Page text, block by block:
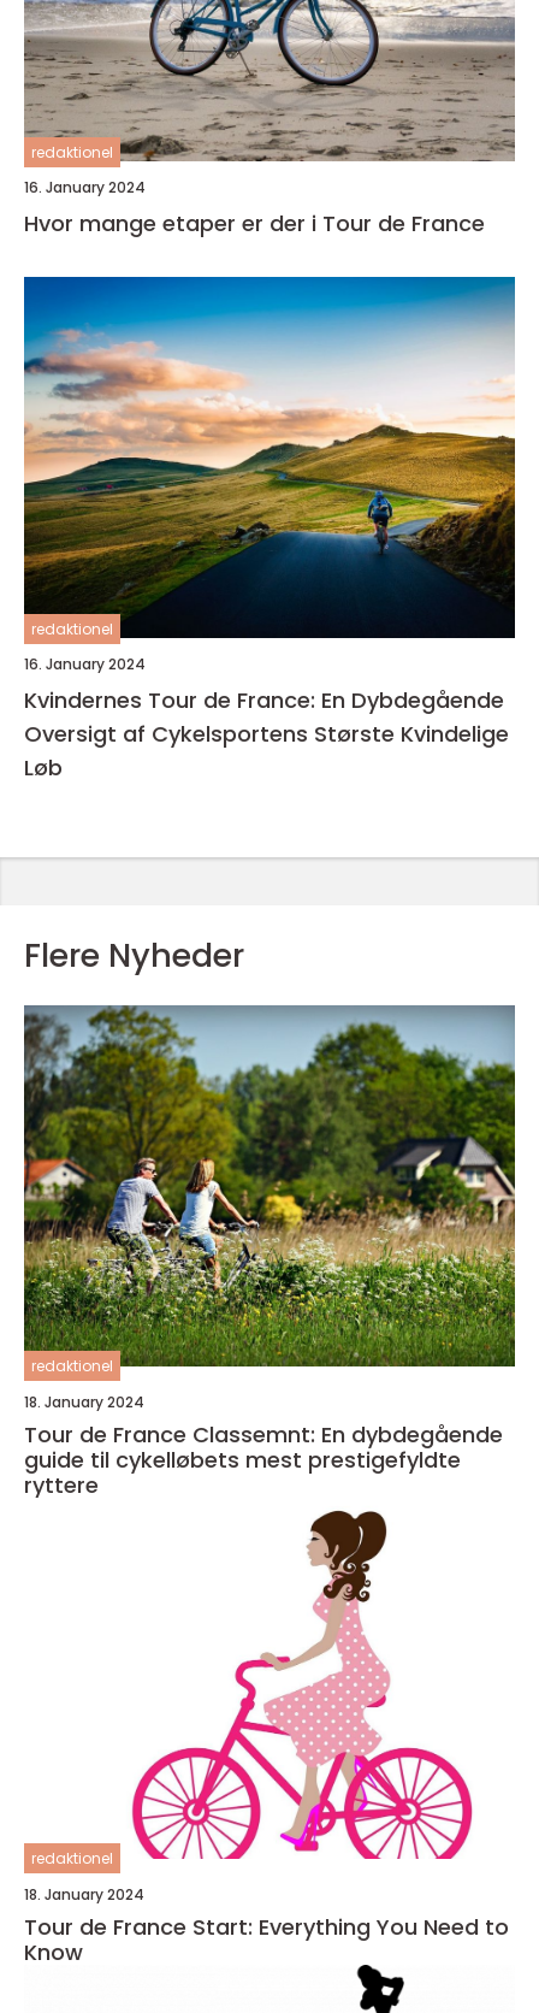
redaktionel
16. January 2024
Hvor mange etaper er der i Tour de France
redaktionel
16. January 2024
Kvindernes Tour de France: En Dybdegående
Oversigt af Cykelsportens Største Kvindelige
Løb
Flere Nyheder
redaktionel
18. January 2024
Tour de France Classemnt: En dybdegående
guide til cykelløbets mest prestigefyldte
ryttere
redaktionel
18. January 2024
Tour de France Start: Everything You Need to
Know